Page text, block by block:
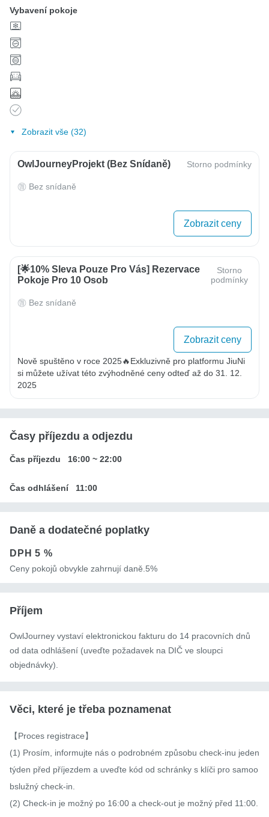
Vybavení pokoje
Zobrazit vše (32)
OwlJourneyProjekt (bez Snídaně) Storno podmínky
Bez snídaně
Zobrazit ceny
[🌟10% Sleva Pouze Pro Vás] Rezervace
Pokoje Pro 10 Osob
Storno
podmínky
Bez snídaně
Zobrazit ceny
Nově spuštěno v roce 2025🔥Exkluzivně pro platformu JiuNi
si můžete užívat této zvýhodněné ceny odteď až do 31. 12.
2025
Časy příjezdu a odjezdu
Čas příjezdu 16:00 ~ 22:00
Čas odhlášení 11:00
Daně a dodatečné poplatky
DPH5 %
Ceny pokojů obvykle zahrnují daně.5%
Příjem
OwlJourney vystaví elektronickou fakturu do 14 pracovních dnů
od data odhlášení (uveďte požadavek na DIČ ve sloupci
objednávky).
Věci, které je třeba poznamenat
【Proces registrace】
(1) Prosím, informujte nás o podrobném způsobu check-inu jeden
týden před příjezdem a uveďte kód od schránky s klíči pro samoo
bslužný check-in.
(2) Check-in je možný po 16:00 a check-out je možný před 11:00.